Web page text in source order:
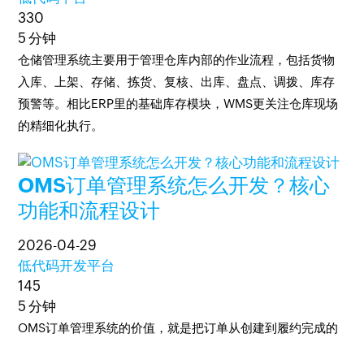
330
5 分钟
仓储管理系统主要用于管理仓库内部的作业流程，包括货物
入库、上架、存储、拣货、复核、出库、盘点、调拨、库存
预警等。相比ERP里的基础库存模块，WMS更关注仓库现场
的精细化执行。
OMS订单管理系统怎么开发？核心
功能和流程设计
2026-04-29
低代码开发平台
145
5 分钟
OMS订单管理系统的价值，就是把订单从创建到履约完成的